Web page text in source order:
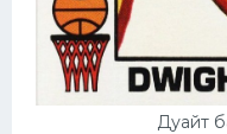
Дуайт